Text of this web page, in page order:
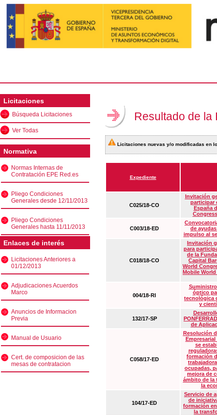
Licitaciones
Búsqueda Licitaciones
Ver Todas
Normativa
Normas Internas de
Contratación EPE Red.es
Pliego Condiciones
Generales desde 12/11/2013
Pliego Condiciones
Generales hasta 11/11/2013
Enlaces de interés
Licitaciones Anteriores a
01/12/2013
Adjudicaciones Acuerdos
Marco
Anuncios de Informacion
Previa
Manual de Usuario
Cert. de composicion de las
mesas de contratacion
Resultado de la
Licitaciones nuevas y/o modificadas en
Expediente
C025/18-CO
Invitación
participar
España
C003/18-ED
de
impulso al
C018/18-CO
Invitación
para
de la
Capital
World
Mobile
004/18-RI
óptico
tecnológica
y
132/17-SP
de
C058/17-ED
Resolución
Empresarial
se
formación
ocupadas,
mejora de
ámbito de la
la
104/17-ED
Servicio de
de
formación
la